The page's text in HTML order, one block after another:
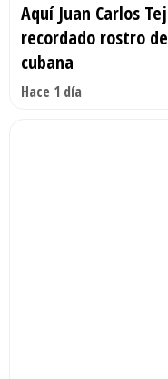
Aquí Juan Carlos
recordado rostro
cubana
Hace 1 día